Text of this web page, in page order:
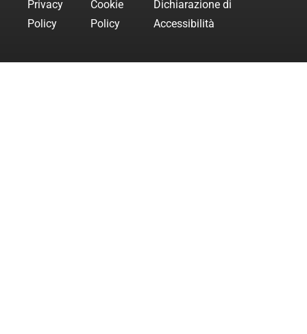
Privacy
Policy
Cookie
Policy
Dichiarazione di
Accessibilità